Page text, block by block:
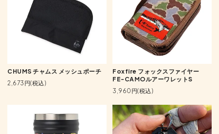
CHUMS チャムス メッシュポーチ
2,673円(税込)
Foxfire フォックスファイヤー
FE-CAMOルアーワレットS
3,960円(税込)